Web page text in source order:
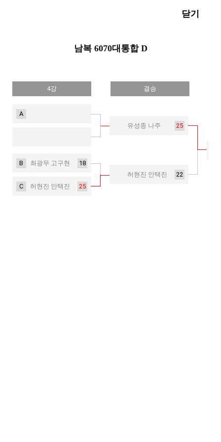
닫기
남복 6070대통합 D
4강 결승
A
B 최광무 고구현 18
C 허현진 안택진 25
유성종 나주 25
허현진 안택진 22